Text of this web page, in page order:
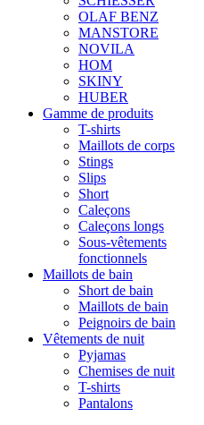
OLAF BENZ
MANSTORE
NOVILA
HOM
SKINY
HUBER
Gamme de produits
T-shirts
Maillots de corps
Stings
Slips
Short
Caleçons
Caleçons longs
Sous-vêtements
fonctionnels
Maillots de bain
Short de bain
Maillots de bain
Peignoirs de bain
Vêtements de nuit
Pyjamas
Chemises de nuit
T-shirts
Pantalons